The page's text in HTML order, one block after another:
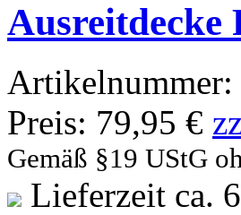
Ausreitdecke
Artikelnummer:
Preis: 79,95 €
Gemäß §19 UStG
Lieferzeit ca.